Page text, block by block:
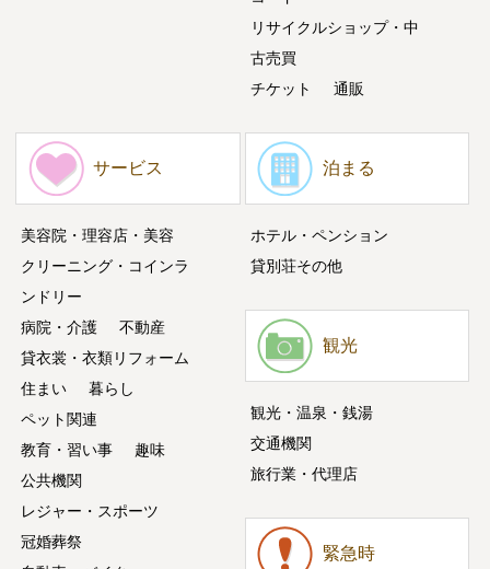
リサイクルショップ・中
古売買
チケット
通販
サービス
美容院・理容店・美容
クリーニング・コインラ
ンドリー
病院・介護
不動産
貸衣裳・衣類リフォーム
住まい
暮らし
ペット関連
教育・習い事
趣味
公共機関
レジャー・スポーツ
冠婚葬祭
泊まる
ホテル・ペンション
貸別荘その他
観光
観光・温泉・銭湯
交通機関
旅行業・代理店
緊急時